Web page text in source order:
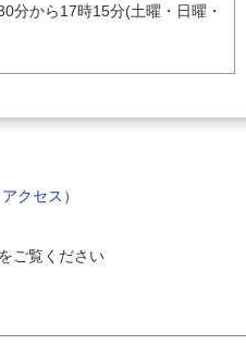
分から17時15分(土曜・日曜・
クセス ）
ご覧ください